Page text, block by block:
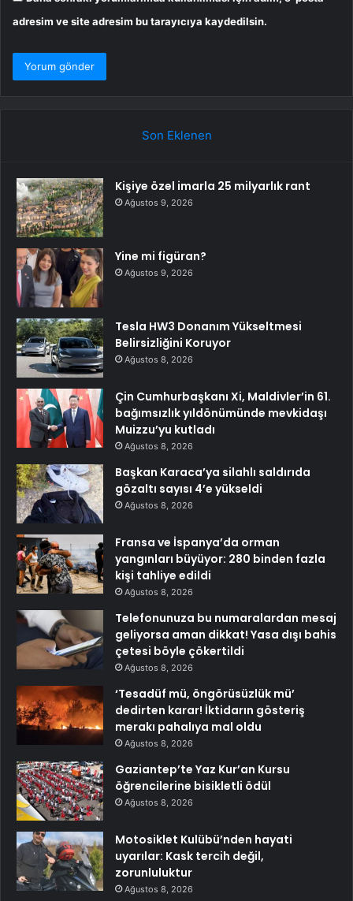
adresim ve site adresim bu tarayıcıya kaydedilsin.
Son Eklenen
Kişiye özel imarla 25 milyarlık rant
Ağustos 9, 2026
Yine mi figüran?
Ağustos 9, 2026
Tesla HW3 Donanım Yükseltmesi
Belirsizliğini Koruyor
Ağustos 8, 2026
Çin Cumhurbaşkanı Xi, Maldivler’in 61.
bağımsızlık yıldönümünde mevkidaşı
Muizzu’yu kutladı
Ağustos 8, 2026
Başkan Karaca’ya silahlı saldırıda
gözaltı sayısı 4’e yükseldi
Ağustos 8, 2026
Fransa ve İspanya’da orman
yangınları büyüyor: 280 binden fazla
kişi tahliye edildi
Ağustos 8, 2026
Telefonunuza bu numaralardan mesaj
geliyorsa aman dikkat! Yasa dışı bahis
çetesi böyle çökertildi
Ağustos 8, 2026
‘Tesadüf mü, öngörüsüzlük mü’
dedirten karar! İktidarın gösteriş
merakı pahalıya mal oldu
Ağustos 8, 2026
Gaziantep’te Yaz Kur’an Kursu
öğrencilerine bisikletli ödül
Ağustos 8, 2026
Motosiklet Kulübü’nden hayati
uyarılar: Kask tercih değil,
zorunluluktur
Ağustos 8, 2026